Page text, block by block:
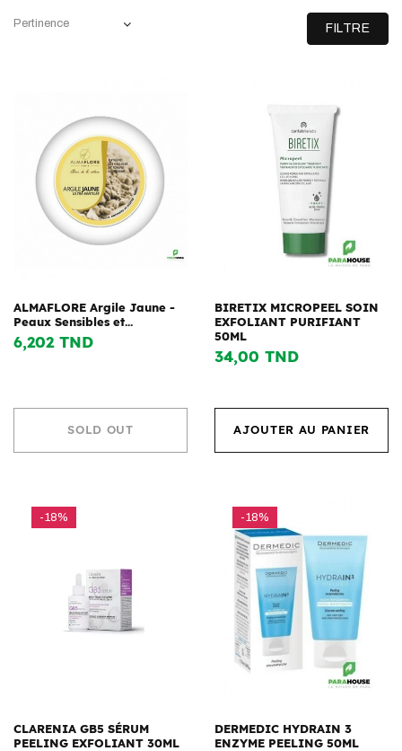
Pertinence FILTRE
ALMAFLORE Argile Jaune -
Peaux Sensibles et...
6,202 TND
SOLD OUT
BIRETIX MICROPEEL SOIN
EXFOLIANT PURIFIANT
50ML
34,00 TND
AJOUTER AU PANIER
-18%
CLARENIA GB5 SÉRUM
PEELING EXFOLIANT 30ML
-18%
DERMEDIC HYDRAIN 3
ENZYME PEELING 50ML